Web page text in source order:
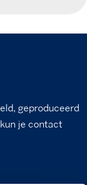
geproduceerd
je contact